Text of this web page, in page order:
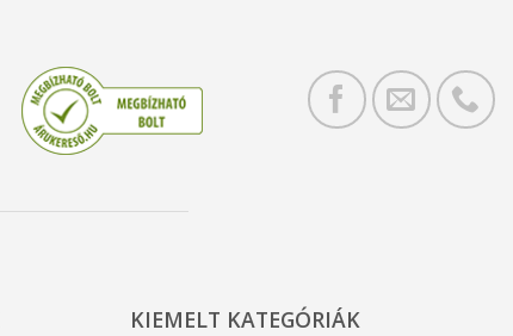
KIEMELT KATEGÓRIÁK